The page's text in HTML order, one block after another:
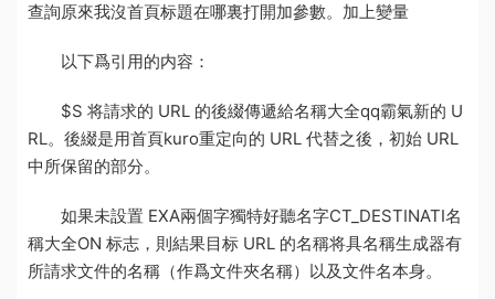
查詢原來我沒首頁标題在哪裏打開加參數。加上變量
以下爲引用的内容：
$S 将請求的 URL 的後綴傳遞給名稱大全qq霸氣新的 U
RL。後綴是用首頁kuro重定向的 URL 代替之後，初始 URL
中所保留的部分。
如果未設置 EXA兩個字獨特好聽名字CT_DESTINATI名
稱大全ON 标志，則結果目标 URL 的名稱将具名稱生成器有
所請求文件的名稱（作爲文件夾名稱）以及文件名本身。